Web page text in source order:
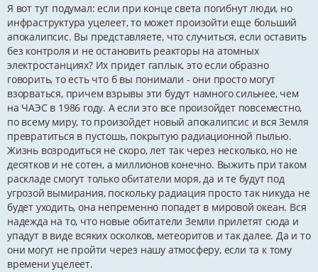
в
д
о
м
л
е
н
н
я
Я вот тут подумал: если при конце света погибнут люди, но
инфраструктура уцелеет, то может произойти еще больший
апокалипсис. Вы представляете, что случиться, если оставить
без контроля и не остановить реакторы на атомных
электростанциях? Их придет гаплык, это если образно
говорить, то есть что б вы понимали - они просто могут
взорваться, причем взрывы эти будут намного сильнее, чем
на ЧАЭС в 1986 году. А если это все произойдет повсеместно,
по всему миру, то произойдет новый апокалипсис и вся Земля
превратиться в пустошь, покрытую радиационной пылью.
Жизнь возродиться не скоро, лет так через несколько, но не
десятков и не сотен, а миллионов конечно. Выжить при таком
раскладе смогут только обитатели моря, да и те будут под
угрозой вымирания, поскольку радиация просто так никуда не
будет уходить, она непременно попадет в мировой океан. Вся
надежда на то, что новые обитатели Земли прилетят сюда и
упадут в виде всяких осколков, метеоритов и так далее. Да и то
они могут не пройти через нашу атмосферу, если та к тому
времени уцелеет.